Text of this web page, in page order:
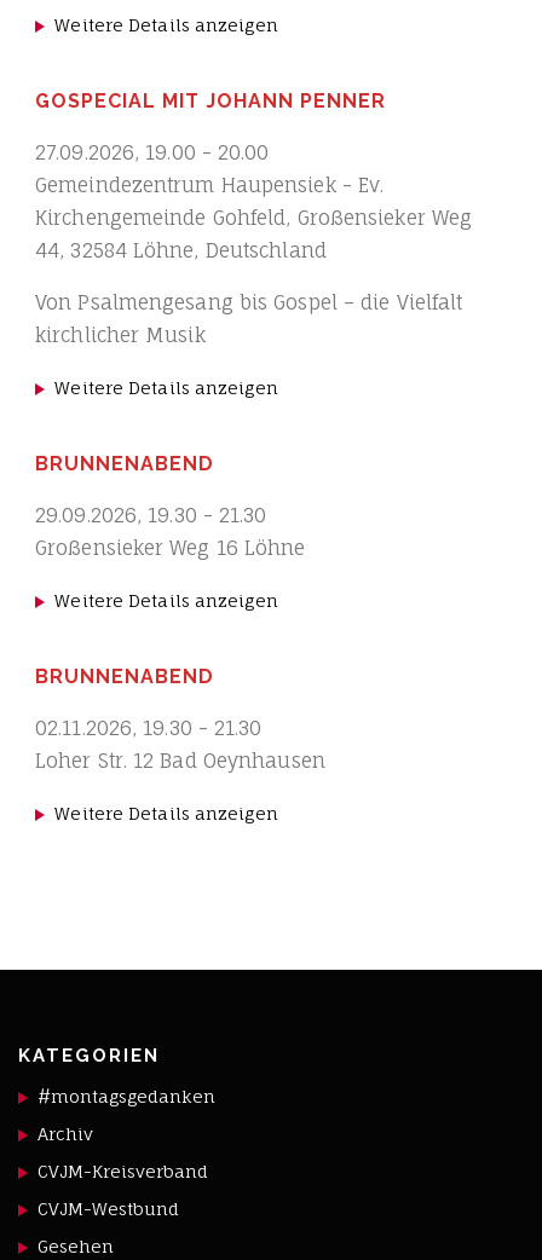
Weitere Details anzeigen
GOSPECIAL MIT JOHANN PENNER
27.09.2026, 19.00 -20.00
Gemeindezentrum Haupensiek - Ev.
Kirchengemeinde Gohfeld, Großensieker Weg
44, 32584 Löhne, Deutschland
Von Psalmengesang bis Gospel – die Vielfalt
kirchlicher Musik
Weitere Details anzeigen
BRUNNENABEND
29.09.2026, 19.30 -21.30
Großensieker Weg 16 Löhne
Weitere Details anzeigen
BRUNNENABEND
02.11.2026, 19.30 -21.30
Loher Str. 12 Bad Oeynhausen
Weitere Details anzeigen
KATEGORIEN
#montagsgedanken
Archiv
CVJM-Kreisverband
CVJM-Westbund
Gesehen